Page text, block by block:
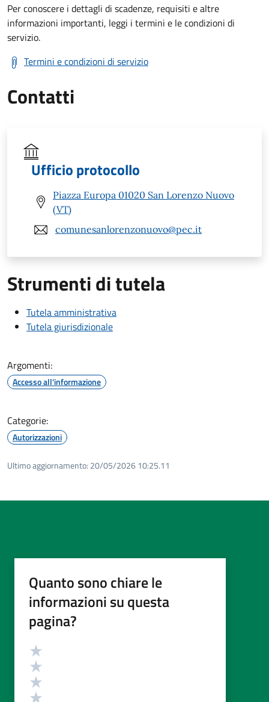
Per conoscere i dettagli di scadenze, requisiti e altre
informazioni importanti, leggi i termini e le condizioni di
servizio.
Termini e condizioni di servizio
Contatti
Ufficio protocollo
Piazza Europa 01020 San Lorenzo Nuovo
(VT)
comunesanlorenzonuovo@pec.it
Strumenti di tutela
Tutela amministrativa
Tutela giurisdizionale
Argomenti:
Accesso all'informazione
Categorie:
Autorizzazioni
Ultimo aggiornamento: 20/05/2026 10:25.11
Quanto sono chiare le
informazioni su questa
pagina?
Valutazione